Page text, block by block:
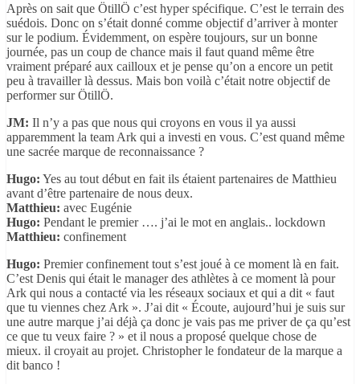
Après on sait que ÖtillÖ c’est hyper spécifique. C’est le terrain des
suédois. Donc on s’était donné comme objectif d’arriver à monter
sur le podium. Évidemment, on espère toujours, sur un bonne
journée, pas un coup de chance mais il faut quand même être
vraiment préparé aux cailloux et je pense qu’on a encore un petit
peu à travailler là dessus. Mais bon voilà c’était notre objectif de
performer sur ÖtillÖ.
JM: Il n’y a pas que nous qui croyons en vous il ya aussi
apparemment la team Ark qui a investi en vous. C’est quand même
une sacrée marque de reconnaissance ?
Hugo: Yes au tout début en fait ils étaient partenaires de Matthieu
avant d’être partenaire de nous deux.
Matthieu: avec Eugénie
Hugo: Pendant le premier …. j’ai le mot en anglais.. lockdown
Matthieu: confinement
Hugo: Premier confinement tout s’est joué à ce moment là en fait.
C’est Denis qui était le manager des athlètes à ce moment là pour
Ark qui nous a contacté via les réseaux sociaux et qui a dit « faut
que tu viennes chez Ark ». J’ai dit « Écoute, aujourd’hui je suis sur
une autre marque j’ai déjà ça donc je vais pas me priver de ça qu’est
ce que tu veux faire ? » et il nous a proposé quelque chose de
mieux. il croyait au projet. Christopher le fondateur de la marque a
dit banco !